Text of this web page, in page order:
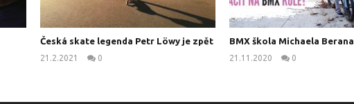
Česká skate legenda Petr Löwy je zpět
21.2.2021
0
BMX škola Michaela Berana
21.11.2020
0